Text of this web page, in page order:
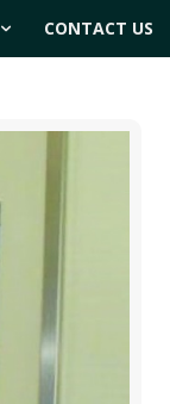
CONTACT US